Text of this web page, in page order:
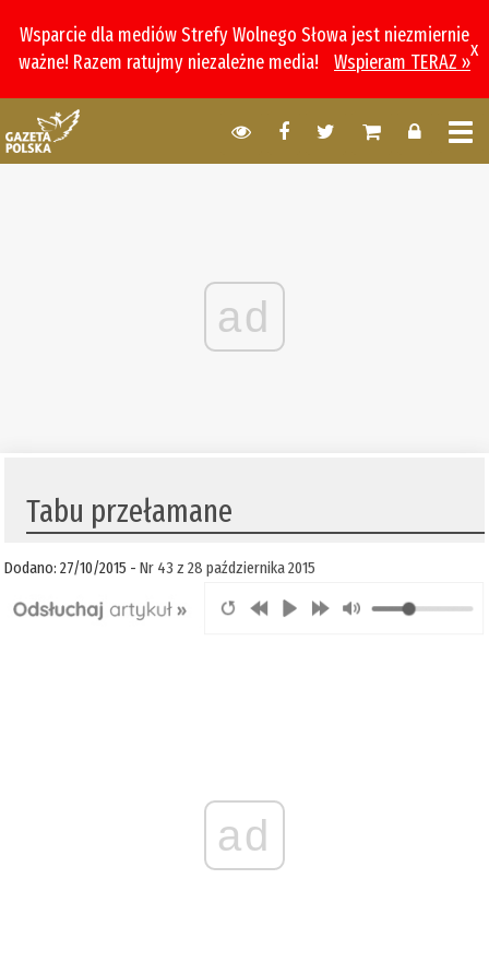
Wsparcie dla mediów Strefy Wolnego Słowa jest niezmiernie
ważne! Razem ratujmy niezależne media!
Wspieram TERAZ »
x
ad
Tabu przełamane
Dodano: 27/10/2015 -Nr 43 z 28 października 2015
ad